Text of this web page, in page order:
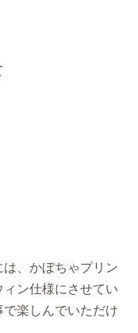
、かぼちゃプリン
ン仕様にさせてい
楽しんでいただけ